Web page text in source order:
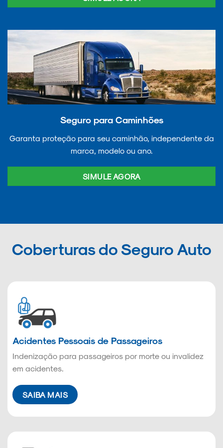
Seguro para Caminhões
Garanta proteção para seu caminhão, independente da
marca, modelo ou ano.
SIMULE AGORA
Coberturas do Seguro Auto
Acidentes Pessoais de Passageiros
Indenização para passageiros por morte ou invalidez
em acidentes.
SAIBA MAIS